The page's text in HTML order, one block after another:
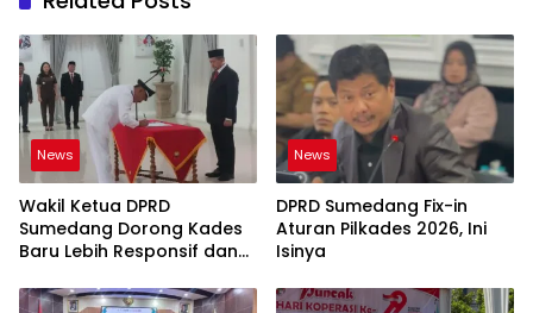
News
Wakil Ketua DPRD
Sumedang Dorong Kades
Baru Lebih Responsif dan
News
DPRD Sumedang Fix-in
Aturan Pilkades 2026, Ini
Isinya